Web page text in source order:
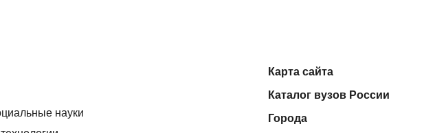
науки
Карта сайта
Каталог вузов России
Города